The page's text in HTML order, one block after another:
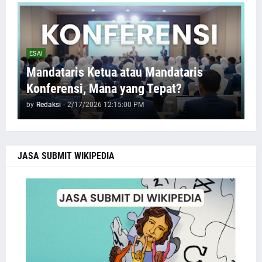
ESAI
Mandataris Ketua atau Mandataris
Konferensi, Mana yang Tepat?
by Redaksi - 2/17/2026 12:15:00 PM
JASA SUBMIT WIKIPEDIA